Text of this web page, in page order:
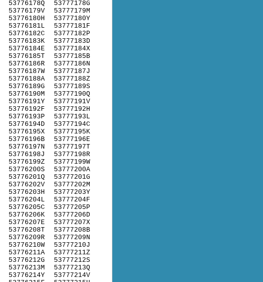
53776178Q
53776179V
53776180H
53776181L
53776182C
53776183K
53776184E
53776185T
53776186R
53776187W
53776188A
53776189G
53776190M
53776191Y
53776192F
53776193P
53776194D
53776195X
53776196B
53776197N
53776198J
53776199Z
53776200S
53776201Q
53776202V
53776203H
53776204L
53776205C
53776206K
53776207E
53776208T
53776209R
53776210W
53776211A
53776212G
53776213M
53776214Y
53777178G
53777179M
53777180Y
53777181F
53777182P
53777183D
53777184X
53777185B
53777186N
53777187J
53777188Z
53777189S
53777190Q
53777191V
53777192H
53777193L
53777194C
53777195K
53777196E
53777197T
53777198R
53777199W
53777200A
53777201G
53777202M
53777203Y
53777204F
53777205P
53777206D
53777207X
53777208B
53777209N
53777210J
53777211Z
53777212S
53777213Q
53777214V